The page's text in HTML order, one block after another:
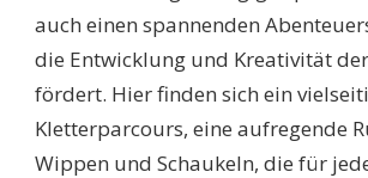
auch einen spannenden
die Entwicklung und Kreativität
fördert. Hier finden sich ein
Kletterparcours, eine aufregende
Wippen und Schaukeln, die für